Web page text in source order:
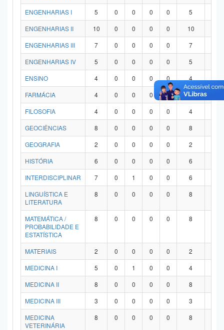
ENGENHARIAS I
5 0 0 0 0 5
ENGENHARIAS II
10 0 0 0 0 10
ENGENHARIAS III
7 0 0 0 0 7
ENGENHARIAS IV
5 0 0 0 0 5
ENSINO
4 0 0 0 0 4
FARMÁCIA
4 0 0 0 0 4
FILOSOFIA
4 0 0 0 0 4
GEOCIÊNCIAS
8 0 0 0 0 8
GEOGRAFIA
2 0 0 0 0 2
HISTÓRIA
6 0 0 0 0 6
INTERDISCIPLINAR
7 0 1 0 0 6
LINGUÍSTICA E
LITERATURA
8 0 0 0 0 8
MATEMÁTICA /
PROBABILIDADE E
ESTATÍSTICA
8 0 0 0 0 8
MATERIAIS 2 0 0 0 0 2
MEDICINA I
5 0 1 0 0 4
MEDICINA II
8 0 0 0 0 8
MEDICINA III
3 0 0 0 0 3
MEDICINA
VETERINÁRIA
8 0 0 0 0 8